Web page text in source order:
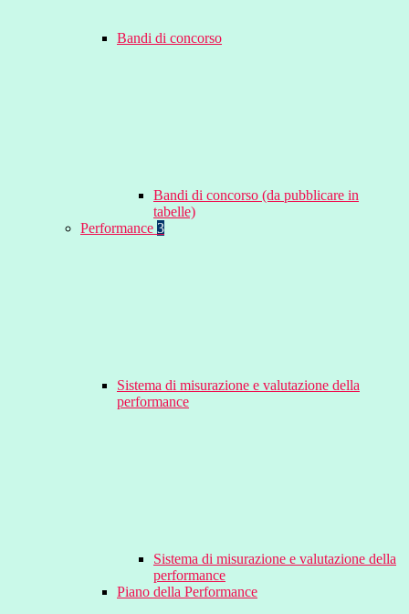
Bandi di concorso
Bandi di concorso (da pubblicare in
tabelle)
Performance 3
Sistema di misurazione e valutazione della
performance
Sistema di misurazione e valutazione della
performance
Piano della Performance